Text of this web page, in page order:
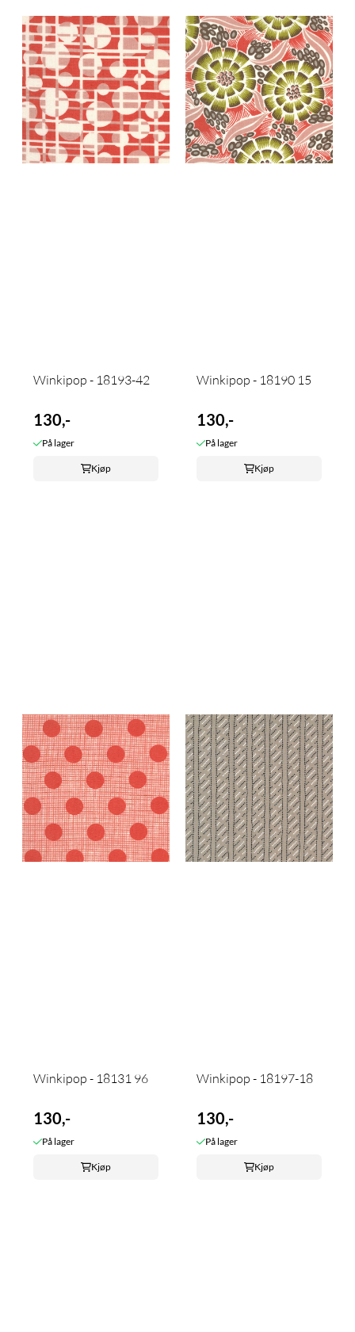
Winkipop - 18193-42
130,-
På lager
Kjøp
Winkipop - 18190 15
130,-
På lager
Kjøp
Winkipop - 18131 96
130,-
På lager
Kjøp
Winkipop - 18197-18
130,-
På lager
Kjøp